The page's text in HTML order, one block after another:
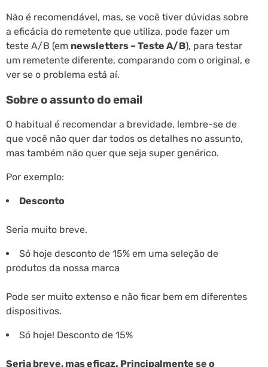
Não é recomendável, mas, se você tiver dúvidas sobre
a eficácia do remetente que utiliza, pode fazer um
teste A/B (em newsletters – Teste A/B), para testar
um remetente diferente, comparando com o original, e
ver se o problema está aí.
Sobre o assunto do email
O habitual é recomendar a brevidade, lembre-se de
que você não quer dar todos os detalhes no assunto,
mas também não quer que seja super genérico.
Por exemplo:
Desconto
Seria muito breve.
Só hoje desconto de 15% em uma seleção de
produtos da nossa marca
Pode ser muito extenso e não ficar bem em diferentes
dispositivos.
Só hoje! Desconto de 15%
Seria breve, mas eficaz. Principalmente se o